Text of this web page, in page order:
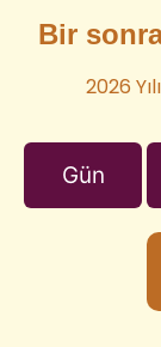
Bir
2026
Gün